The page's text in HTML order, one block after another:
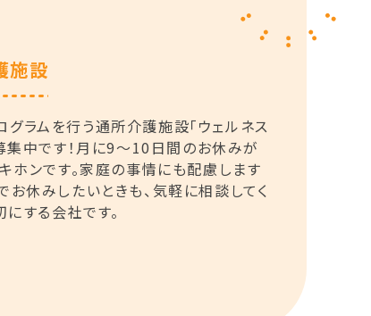
施設
ラムを行う通所介護施設「ウェルネス
集中です！月に9〜10日間のお休みが
ホンです。家庭の事情にも配慮します
休みしたいときも、気軽に相談してく
する会社です。